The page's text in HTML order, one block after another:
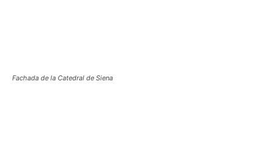
Fachada de la Catedral de Siena